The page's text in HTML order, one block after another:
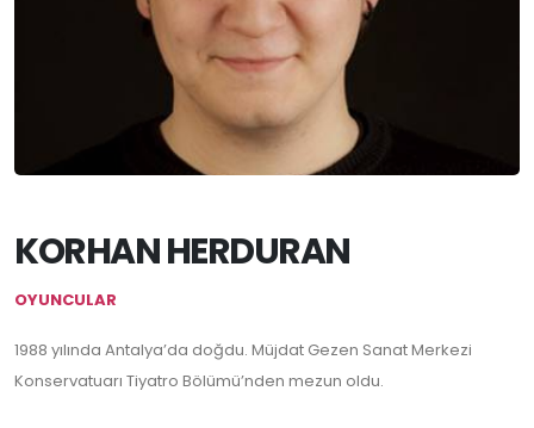
KORHAN HERDURAN
OYUNCULAR
1988 yılında Antalya’da doğdu. Müjdat Gezen Sanat Merkezi
Konservatuarı Tiyatro Bölümü’nden mezun oldu.